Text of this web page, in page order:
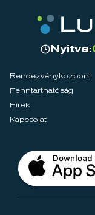
Nyitva:
Rendezvényközpont
Fenntarthatóság
Hírek
Kapcsolat